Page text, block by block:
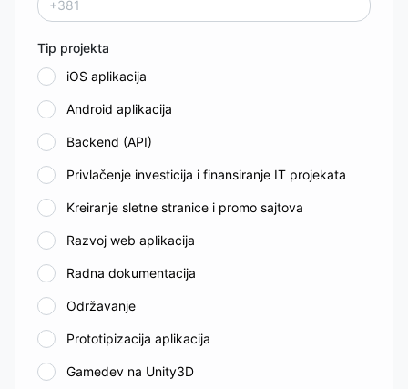
Tip projekta
iOS aplikacija
Android aplikacija
Backend (API)
Privlačenje investicija i finansiranje IT projekata
Kreiranje sletne stranice i promo sajtova
Razvoj web aplikacija
Radna dokumentacija
Održavanje
Prototipizacija aplikacija
Gamedev na Unity3D